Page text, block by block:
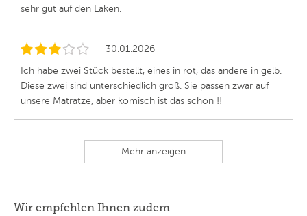
sehr gut auf den Laken.
30.01.2026
Ich habe zwei Stück bestellt, eines in rot, das andere in gelb.
Diese zwei sind unterschiedlich groß. Sie passen zwar auf
unsere Matratze, aber komisch ist das schon !!
Mehr anzeigen
Wir empfehlen Ihnen zudem